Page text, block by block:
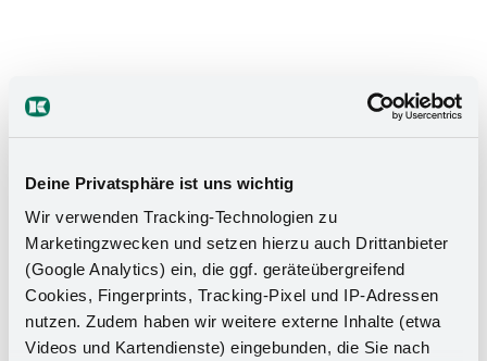
Deine Privatsphäre ist uns wichtig
Wir verwenden Tracking-Technologien zu
Marketingzwecken und setzen hierzu auch Drittanbieter
(Google Analytics) ein, die ggf. geräteübergreifend
Cookies, Fingerprints, Tracking-Pixel und IP-Adressen
nutzen. Zudem haben wir weitere externe Inhalte (etwa
Videos und Kartendienste) eingebunden, die Sie nach
Das Stauraumwunder für Ihr
Badezimmer